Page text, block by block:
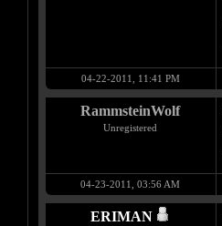
04-22-2011, 11:41 PM
RammsteinWolf
Unregistered
04-23-2011, 03:56 AM
ERIMAN